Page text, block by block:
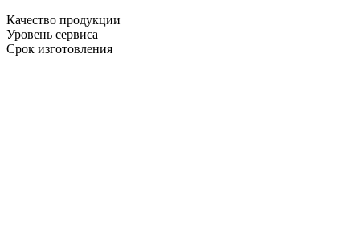
Качество продукции
Уровень сервиса
Срок изготовления